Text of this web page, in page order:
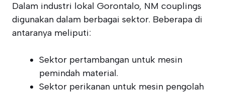
Dalam industri lokal Gorontalo, NM couplings
digunakan dalam berbagai sektor. Beberapa di
antaranya meliputi:
Sektor pertambangan untuk mesin
pemindah material.
Sektor perikanan untuk mesin pengolah